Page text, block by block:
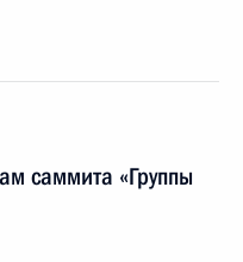
саммита «Группы